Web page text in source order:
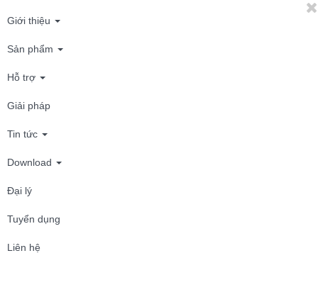
Giới thiệu
Sản phẩm
Hỗ trợ
Giải pháp
Tin tức
Download
Đại lý
Tuyển dụng
Liên hệ